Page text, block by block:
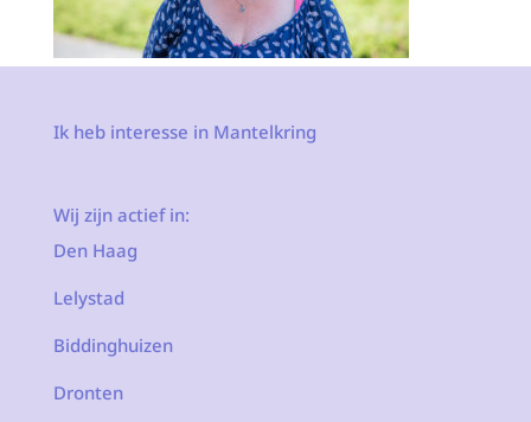
Ik heb interesse in Mantelkring
Wij zijn actief in:
Den Haag
Lelystad
Biddinghuizen
Dronten